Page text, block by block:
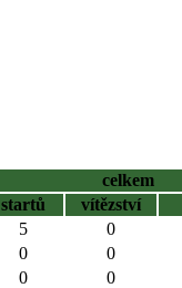
celkem
startů
vítězství
5 0
0 0
0 0